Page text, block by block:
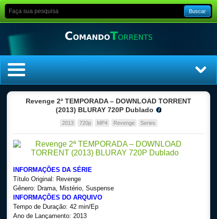
Buscar
Top Séries
Dublado
Legendado
Revenge 2ª TEMPORADA – DOWNLOAD TORRENT
(2013) BLURAY 720P Dublado
2013 720p MP4 Revenge Series
INFORMAÇÕES DA SÉRIE
Título Original: Revenge
Gênero: Drama, Mistério, Suspense
INFORMAÇÕES DO ARQUIVO
Tempo de Duração: 42 min/Ep
Ano de Lançamento: 2013